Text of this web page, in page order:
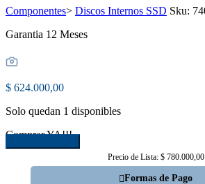
Componentes> Discos Internos SSD Sku:
Garantia 12 Meses
$ 624.000,00
Solo quedan 1 disponibles
Comprar YA!!!
SSD
2000GB
Precio de Lista: $ 780.000,00
Formas de Pago